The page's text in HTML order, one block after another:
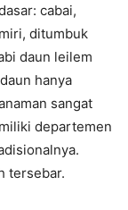
cabai,
ditumbuk
daun leilem
hanya
sangat
departemen
tersebar.